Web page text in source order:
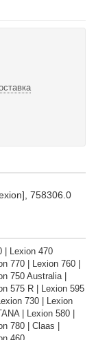
758306.0
| Lexion 470
770 | Lexion 760 |
750 Australia |
575 R | Lexion 595
730 | Lexion
| Lexion 580 |
780 | Claas |